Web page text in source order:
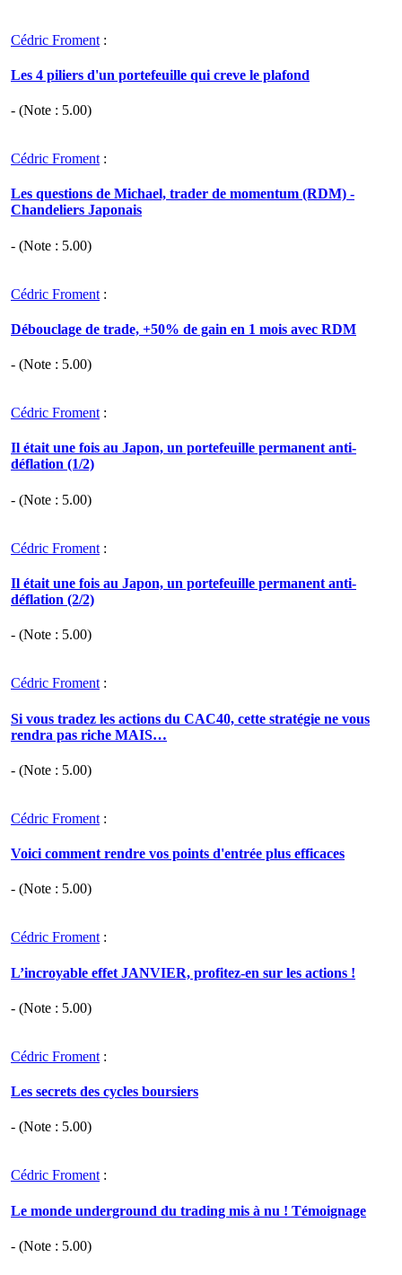
Cédric Froment :
Les 4 piliers d'un portefeuille qui creve le plafond
- (Note : 5.00)
Cédric Froment :
Les questions de Michael, trader de momentum (RDM) -
Chandeliers Japonais
- (Note : 5.00)
Cédric Froment :
Débouclage de trade, +50% de gain en 1 mois avec RDM
- (Note : 5.00)
Cédric Froment :
Il était une fois au Japon, un portefeuille permanent anti-
déflation (1/2)
- (Note : 5.00)
Cédric Froment :
Il était une fois au Japon, un portefeuille permanent anti-
déflation (2/2)
- (Note : 5.00)
Cédric Froment :
Si vous tradez les actions du CAC40, cette stratégie ne vous
rendra pas riche MAIS…
- (Note : 5.00)
Cédric Froment :
Voici comment rendre vos points d'entrée plus efficaces
- (Note : 5.00)
Cédric Froment :
L’incroyable effet JANVIER, profitez-en sur les actions !
- (Note : 5.00)
Cédric Froment :
Les secrets des cycles boursiers
- (Note : 5.00)
Cédric Froment :
Le monde underground du trading mis à nu ! Témoignage
- (Note : 5.00)